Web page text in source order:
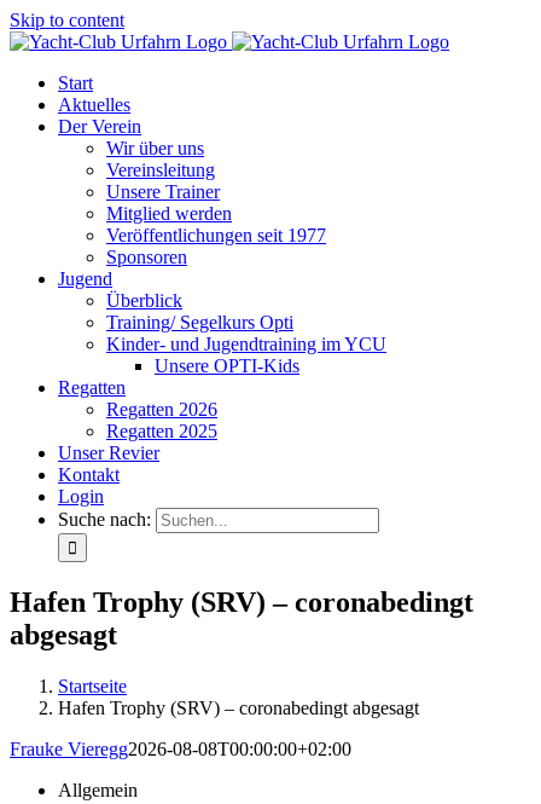
Skip to content
Start
Aktuelles
Der Verein
Wir über uns
Vereinsleitung
Unsere Trainer
Mitglied werden
Veröffentlichungen seit 1977
Sponsoren
Jugend
Überblick
Training/ Segelkurs Opti
Kinder- und Jugendtraining im YCU
Unsere OPTI-Kids
Regatten
Regatten 2026
Regatten 2025
Unser Revier
Kontakt
Login
Suche nach:
Hafen Trophy (SRV) – coronabedingt
abgesagt
Startseite
Hafen Trophy (SRV) – coronabedingt abgesagt
Frauke Vieregg2026-08-08T00:00:00+02:00
Allgemein